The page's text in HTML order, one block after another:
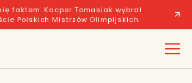
faktem. Kacper Tomasiak wybrał
Polskich Mistrzów Olimpijskich.